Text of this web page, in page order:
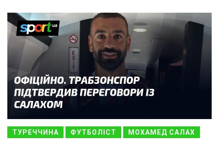
ТУРЕЧЧИНА ФУТБОЛІСТ МОХАМЕД САЛАХ